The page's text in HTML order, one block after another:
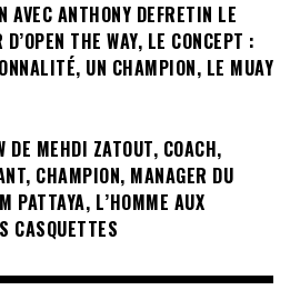
AVEC ANTHONY DEFRETIN LE
D’OPEN THE WAY, LE CONCEPT :
UN CHAMPION, LE MUAY
DE MEHDI ZATOUT, COACH,
CHAMPION, MANAGER DU
PATTAYA, L’HOMME AUX
CASQUETTES